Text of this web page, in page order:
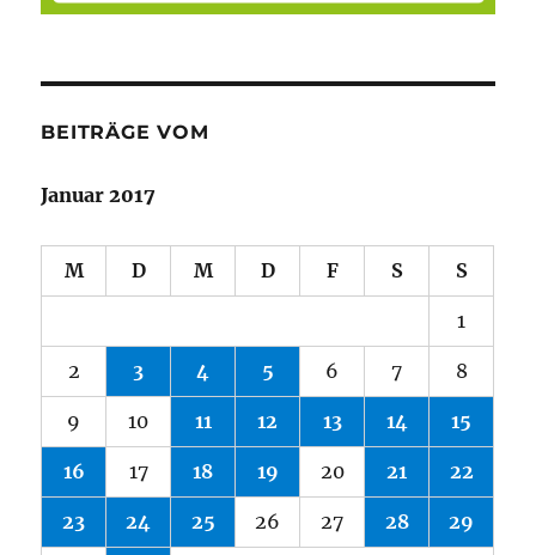
BEITRÄGE VOM
Januar 2017
M D M D F S S
1
2 3 4 5 6 7 8
9 10 11 12 13 14 15
16 17 18 19 20 21 22
23 24 25 26 27 28 29